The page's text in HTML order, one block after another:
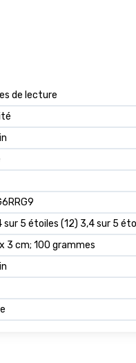
de lecture
sur 5 étoiles (12) 3,4 sur 5
3 cm; 100 grammes